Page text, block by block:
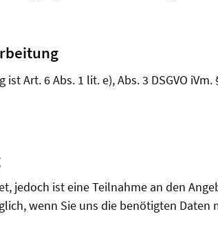
Art. 6 Abs. 1 lit. e), Abs. 3 DSGVO iVm.
jedoch ist eine Teilnahme an den
wenn Sie uns die benötigten Daten